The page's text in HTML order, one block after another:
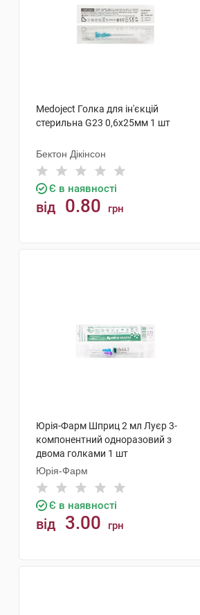
Medoject Голка для ін'єкцій
стерильна G23 0,6х25мм 1 шт
Бектон Дікінсон
Є в наявності
від 0.80 грн
Юрія-Фарм Шприц 2 мл Луєр 3-
компонентний одноразовий з
двома голками 1 шт
Юрія-Фарм
Є в наявності
від 3.00 грн